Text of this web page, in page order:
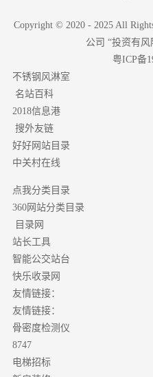
Copyright © 2020 - 2025 All
公司 “投资有
粤ICP备
不锈钢风淋室
名站百科
2018信息港
搜外友链
好好网站目录
中关村在线
点我分类目录
360网站分类目录
目录网
站长工具
智能公交站台
快乐收录网
友情链接：
友情链接：
骨密度检测仪
8747
电梯招标